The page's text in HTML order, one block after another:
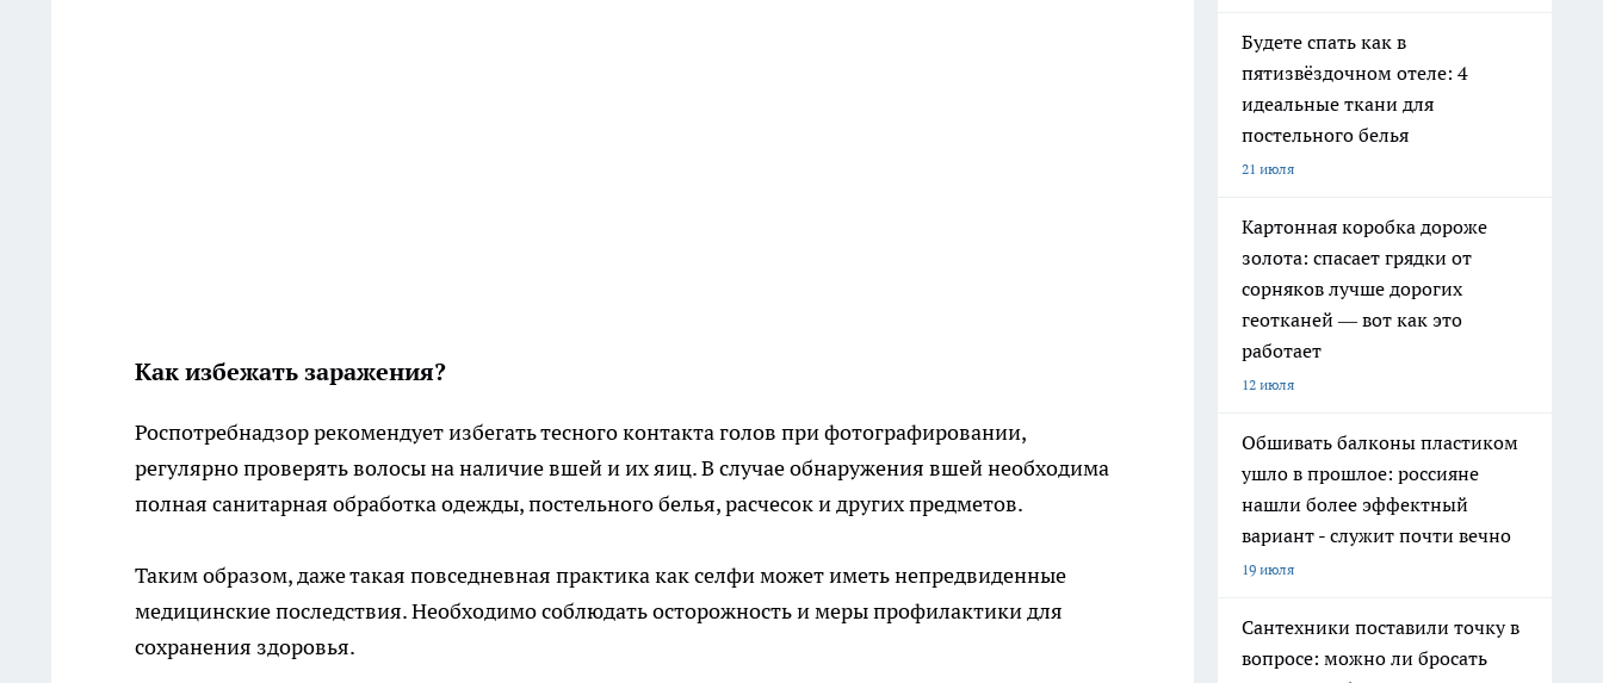
Как избежать заражения?
Роспотребнадзор рекомендует избегать тесного контакта голов при фотографировании,
регулярно проверять волосы на наличие вшей и их яиц. В случае обнаружения вшей необходима
полная санитарная обработка одежды, постельного белья, расчесок и других предметов.
Таким образом, даже такая повседневная практика как селфи может иметь непредвиденные
медицинские последствия. Необходимо соблюдать осторожность и меры профилактики для
сохранения здоровья.
Будете спать как в
пятизвёздочном отеле: 4
идеальные ткани для
постельного белья
21 июля
Картонная коробка дороже
золота: спасает грядки от
сорняков лучше дорогих
геотканей — вот как это
работает
12 июля
Обшивать балконы пластиком
ушло в прошлое: россияне
нашли более эффектный
вариант - служит почти вечно
19 июля
Сантехники поставили точку в
вопросе: можно ли бросать